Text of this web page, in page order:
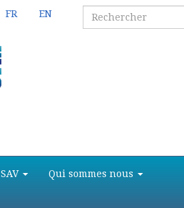
SAV Qui sommes nous
FR EN